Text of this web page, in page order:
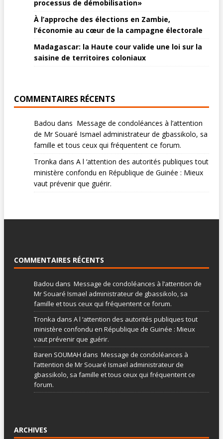
processus de démobilisation»
À l’approche des élections en Zambie,
l’économie au cœur de la campagne électorale
Madagascar: la Haute cour valide une loi sur la
saisine de territoires coloniaux
COMMENTAIRES RÉCENTS
Badou dans Message de condoléances à l’attention
de Mr Souaré Ismael administrateur de gbassikolo, sa
famille et tous ceux qui fréquentent ce forum.
Tronka dans A l ‘attention des autorités publiques tout
ministère confondu en République de Guinée : Mieux
vaut prévenir que guérir.
COMMENTAIRES RÉCENTS
Badou dans Message de condoléances à l’attention de
Mr Souaré Ismael administrateur de gbassikolo, sa
famille et tous ceux qui fréquentent ce forum.
Tronka dans A l ‘attention des autorités publiques tout
ministère confondu en République de Guinée : Mieux
vaut prévenir que guérir.
Baren SOUMAH dans Message de condoléances à
l’attention de Mr Souaré Ismael administrateur de
gbassikolo, sa famille et tous ceux qui fréquentent ce
forum.
ARCHIVES